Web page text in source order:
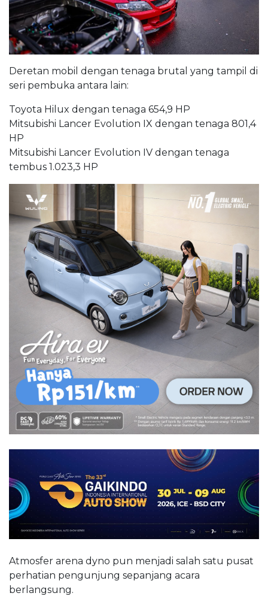
Deretan mobil dengan tenaga brutal yang tampil di
seri pembuka antara lain:
Toyota Hilux dengan tenaga 654,9 HP
Mitsubishi Lancer Evolution IX dengan tenaga 801,4
HP
Mitsubishi Lancer Evolution IV dengan tenaga
tembus 1.023,3 HP
Atmosfer arena dyno pun menjadi salah satu pusat
perhatian pengunjung sepanjang acara
berlangsung.